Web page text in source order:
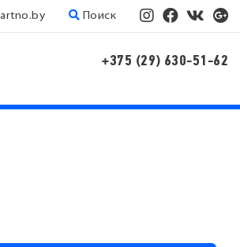
Поиск
+375 (29) 630-51-62